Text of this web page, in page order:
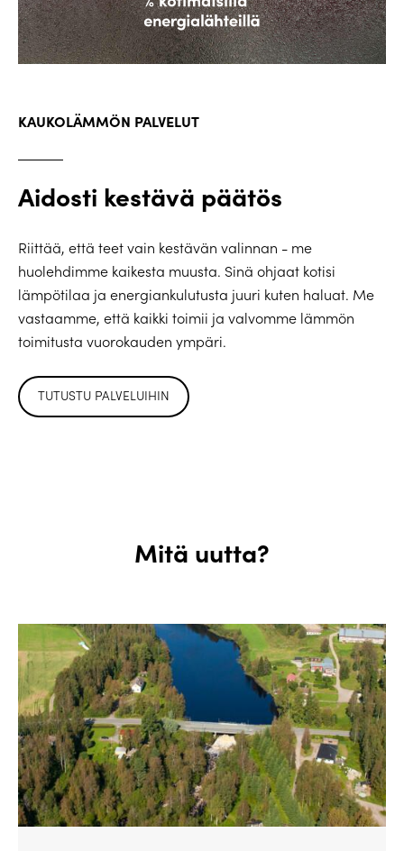
KAUKOLÄMMÖN PALVELUT
Aidosti kestävä päätös
Riittää, että teet vain kestävän valinnan - me
huolehdimme kaikesta muusta. Sinä ohjaat kotisi
lämpötilaa ja energiankulutusta juuri kuten haluat. Me
vastaamme, että kaikki toimii ja valvomme lämmön
toimitusta vuorokauden ympäri.
TUTUSTU PALVELUIHIN
Mitä uutta?